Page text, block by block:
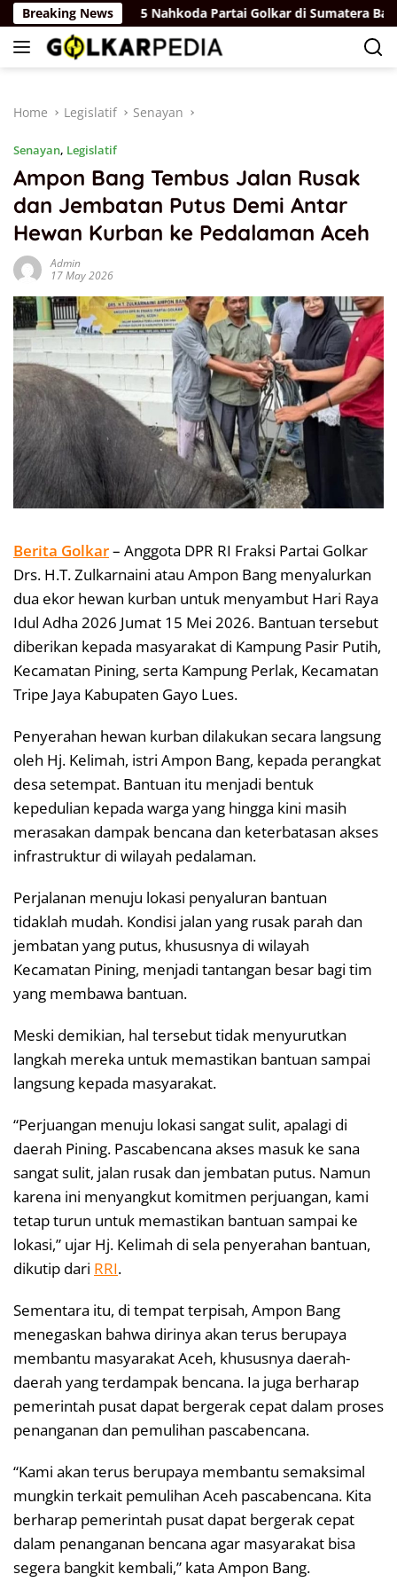
Skip
to
content
Breaking News
Total 5 Nahkoda Partai Golkar di Sumatera Bagian
Home Legislatif Senayan
Senayan, Legislatif
Ampon Bang Tembus Jalan Rusak
dan Jembatan Putus Demi Antar
Hewan Kurban ke Pedalaman Aceh
Admin
17 May 2026
Berita Golkar– Anggota DPR RI Fraksi Partai Golkar
Drs. H.T. Zulkarnaini atau Ampon Bang menyalurkan
dua ekor hewan kurban untuk menyambut Hari Raya
Idul Adha 2026 Jumat 15 Mei 2026. Bantuan tersebut
diberikan kepada masyarakat di Kampung Pasir Putih,
Kecamatan Pining, serta Kampung Perlak, Kecamatan
Tripe Jaya Kabupaten Gayo Lues.
Penyerahan hewan kurban dilakukan secara langsung
oleh Hj. Kelimah, istri Ampon Bang, kepada perangkat
desa setempat. Bantuan itu menjadi bentuk
kepedulian kepada warga yang hingga kini masih
merasakan dampak bencana dan keterbatasan akses
infrastruktur di wilayah pedalaman.
Perjalanan menuju lokasi penyaluran bantuan
tidaklah mudah. Kondisi jalan yang rusak parah dan
jembatan yang putus, khususnya di wilayah
Kecamatan Pining, menjadi tantangan besar bagi tim
yang membawa bantuan.
Meski demikian, hal tersebut tidak menyurutkan
langkah mereka untuk memastikan bantuan sampai
langsung kepada masyarakat.
“Perjuangan menuju lokasi sangat sulit, apalagi di
daerah Pining. Pascabencana akses masuk ke sana
sangat sulit, jalan rusak dan jembatan putus. Namun
karena ini menyangkut komitmen perjuangan, kami
tetap turun untuk memastikan bantuan sampai ke
lokasi,” ujar Hj. Kelimah di sela penyerahan bantuan,
dikutip dari RRI.
Sementara itu, di tempat terpisah, Ampon Bang
menegaskan bahwa dirinya akan terus berupaya
membantu masyarakat Aceh, khususnya daerah-
daerah yang terdampak bencana. Ia juga berharap
pemerintah pusat dapat bergerak cepat dalam proses
penanganan dan pemulihan pascabencana.
“Kami akan terus berupaya membantu semaksimal
mungkin terkait pemulihan Aceh pascabencana. Kita
berharap pemerintah pusat dapat bergerak cepat
dalam penanganan bencana agar masyarakat bisa
segera bangkit kembali,” kata Ampon Bang.